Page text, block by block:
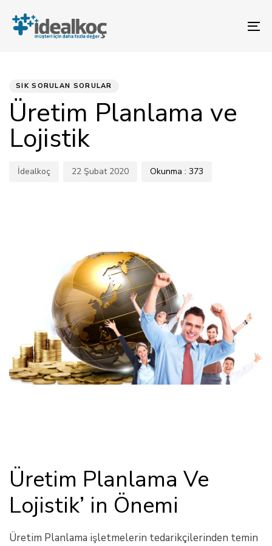
atla
gezinme
bölümüne
atlaSIK SORULAN SORULAR
Üretim Planlama ve
Lojistik
İdealkoç 22 Şubat 2020 Okunma : 373
Üretim Planlama Ve
Lojistik’ in Önemi
Üretim Planlama işletmelerin tedarikçilerinden temin